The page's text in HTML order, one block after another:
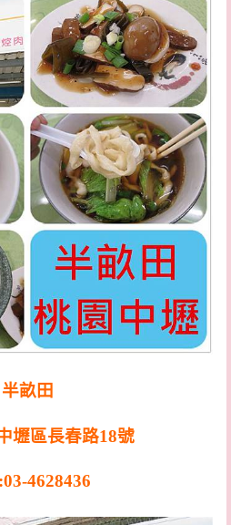
半畝田
壢區長春路18號
4628436